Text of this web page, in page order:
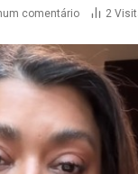
comentário 2